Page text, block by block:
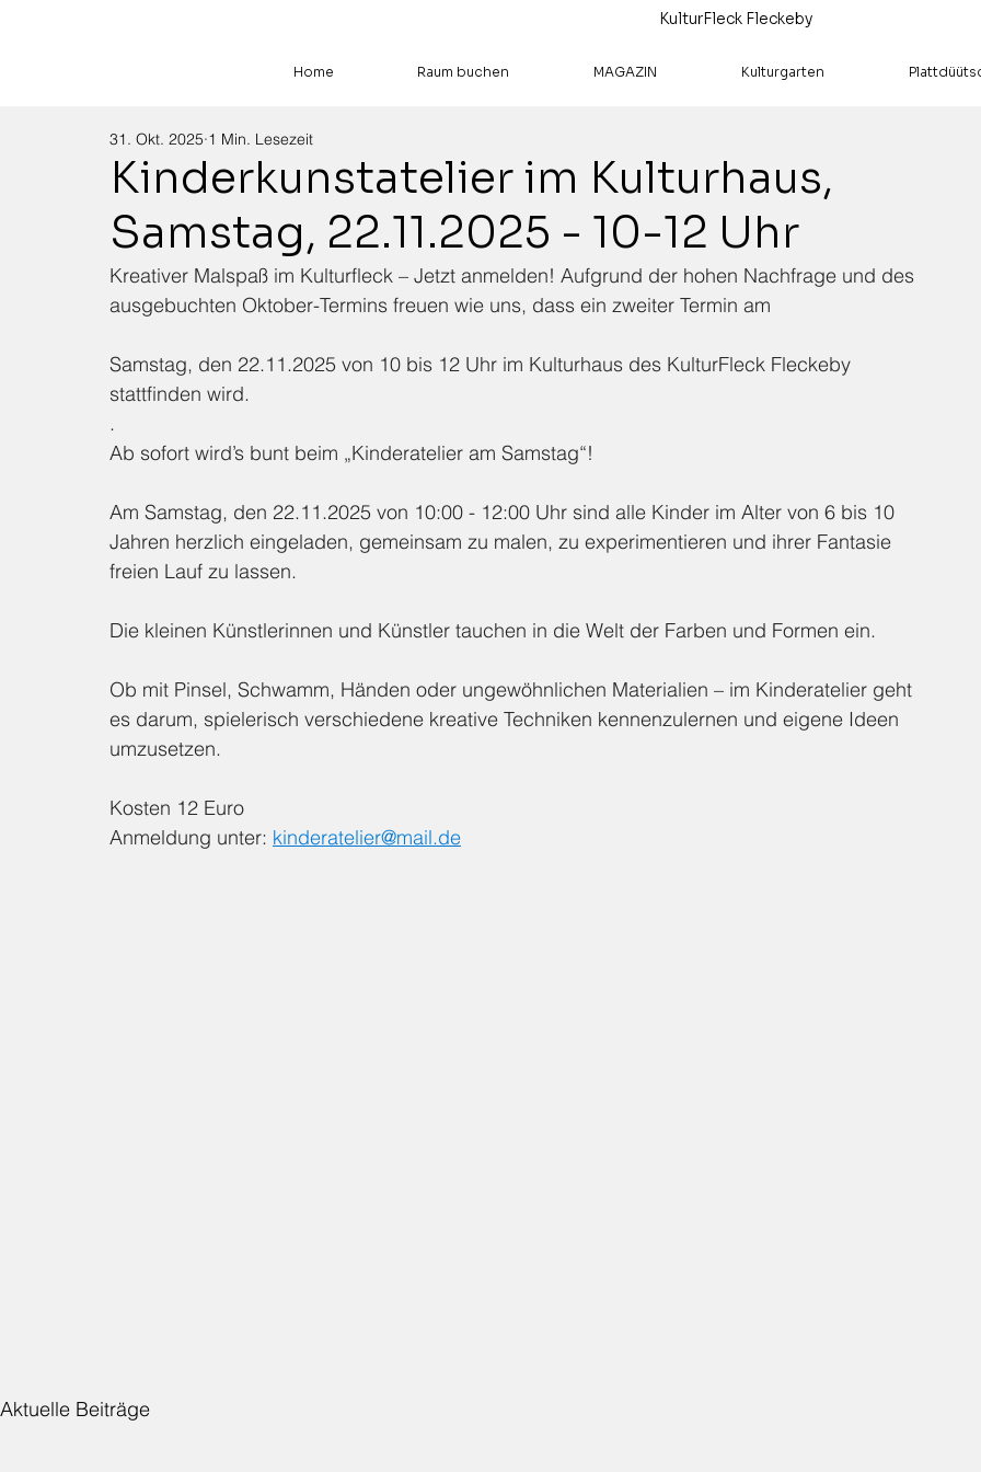
KulturFleck Fleckeby
Home Raum buchen MAGAZIN Kulturgarten
Kinderkunstatelier im Kulturhaus,
Samstag, 22.11.2025 - 10-12 Uhr
31. Okt. 2025 1 Min. Lesezeit
Kreativer Malspaß im Kulturfleck – Jetzt anmelden! Aufgrund der hohen Nachfrage und des
ausgebuchten Oktober-Termins freuen wie uns, dass ein zweiter Termin am
Samstag, den 22.11.2025 von 10 bis 12 Uhr im Kulturhaus des KulturFleck Fleckeby
stattfinden wird.
.
Ab sofort wird’s bunt beim „Kinderatelier am Samstag“!
Am Samstag, den 22.11.2025 von 10:00 - 12:00 Uhr sind alle Kinder im Alter von 6 bis 10
Jahren herzlich eingeladen, gemeinsam zu malen, zu experimentieren und ihrer Fantasie
freien Lauf zu lassen.
Die kleinen Künstlerinnen und Künstler tauchen in die Welt der Farben und Formen ein.
Ob mit Pinsel, Schwamm, Händen oder ungewöhnlichen Materialien – im Kinderatelier geht
es darum, spielerisch verschiedene kreative Techniken kennenzulernen und eigene Ideen
umzusetzen.
Kosten 12 Euro
Anmeldung unter: kinderatelier@mail.de
Aktuelle Beiträge